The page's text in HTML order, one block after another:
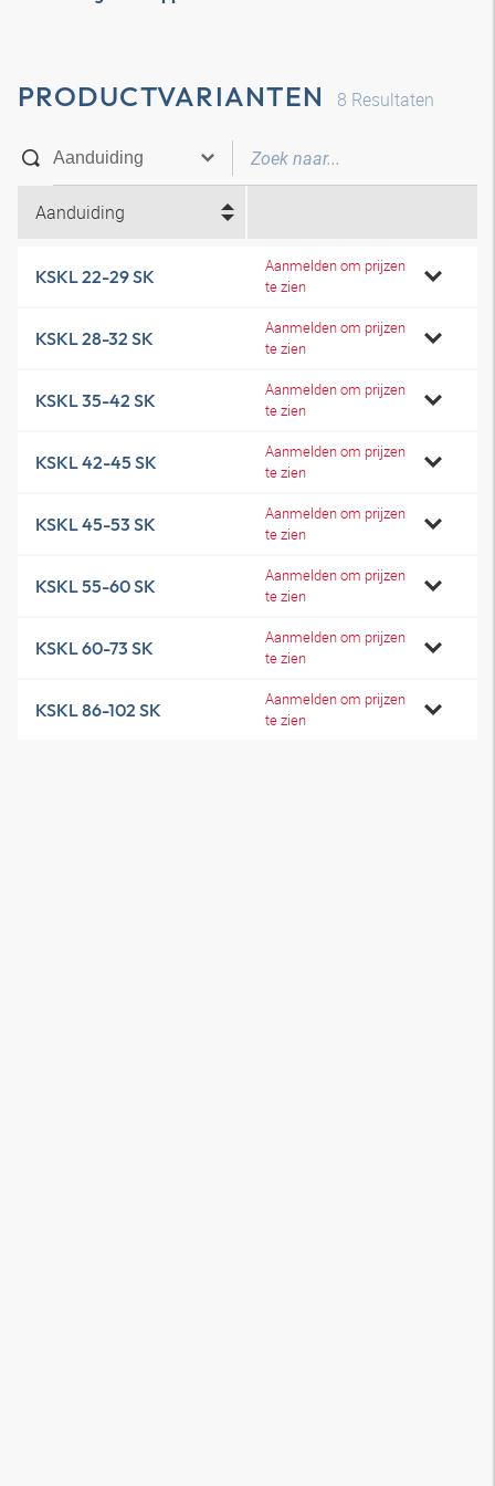
PRODUCTVARIANTEN 8 Resultaten
Aanduiding
KSKL 22-29 SK
Aanmelden om prijzen
te zien
KSKL 28-32 SK
Aanmelden om prijzen
te zien
KSKL 35-42 SK
Aanmelden om prijzen
te zien
KSKL 42-45 SK
Aanmelden om prijzen
te zien
KSKL 45-53 SK
Aanmelden om prijzen
te zien
KSKL 55-60 SK
Aanmelden om prijzen
te zien
KSKL 60-73 SK
Aanmelden om prijzen
te zien
KSKL 86-102 SK
Aanmelden om prijzen
te zien